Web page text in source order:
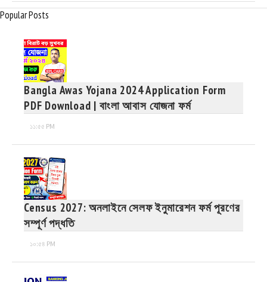
Popular Posts
Bangla Awas Yojana 2024 Application Form
PDF Download | বাংলা আবাস যোজনা ফর্ম
১১:৫৫ PM
Census 2027: অনলাইনে সেলফ ইনুমারেশন ফর্ম পূরণের
সম্পূর্ণ পদ্ধতি
১০:৫৪ PM